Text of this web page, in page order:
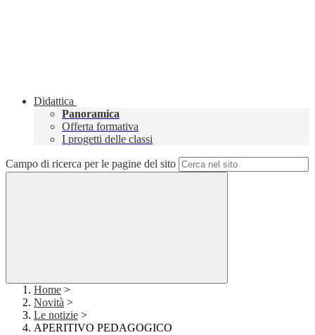
Didattica
Panoramica
Offerta formativa
I progetti delle classi
Campo di ricerca per le pagine del sito
Home >
Novità >
Le notizie >
APERITIVO PEDAGOGICO